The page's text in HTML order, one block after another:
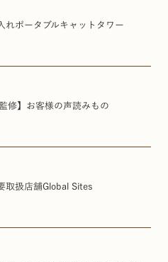
れポータブル キャットタワー
修】 お客様の声読みもの
取扱店舗Global Sites